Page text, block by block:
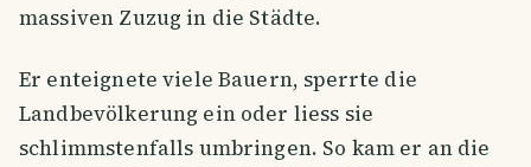
massiven Zuzug in die Städte.
Er enteignete viele Bauern, sperrte die
Landbevölkerung ein oder liess sie
schlimmstenfalls umbringen. So kam er an die